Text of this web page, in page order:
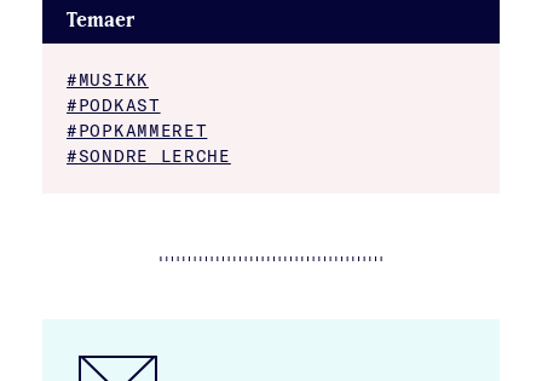
Temaer
#MUSIKK
#PODKAST
#POPKAMMERET
#SONDRE LERCHE